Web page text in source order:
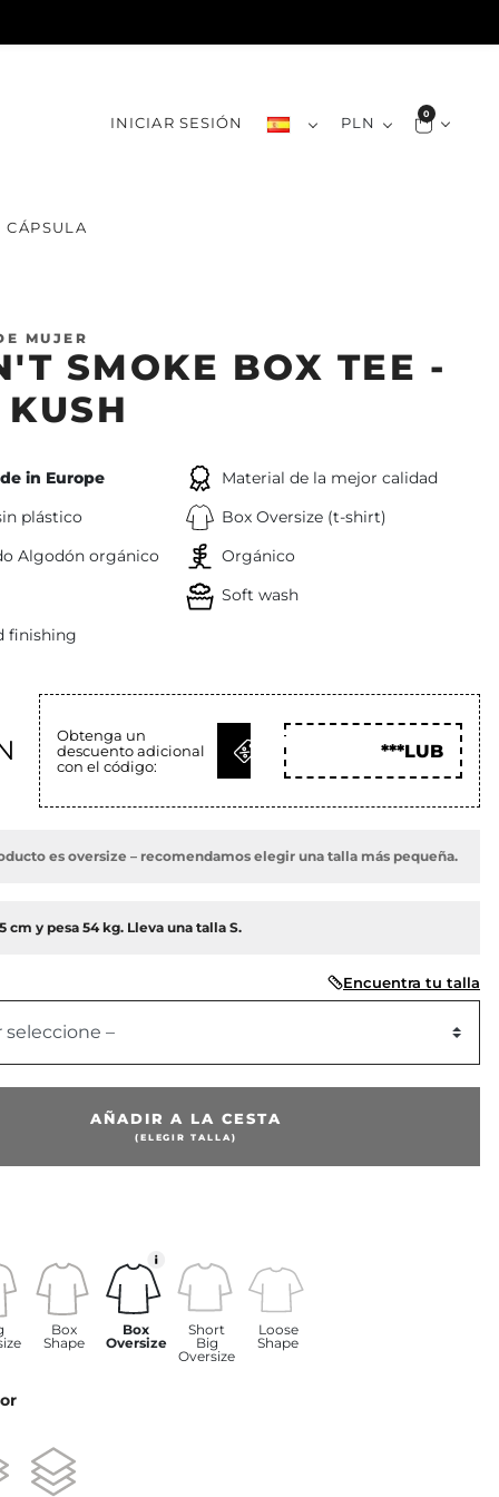
INICIAR SESIÓN PLN 0
CÁPSULA
MUJER
SMOKE BOX TEE -
in Europe
Material de la mejor calidad
plástico
Box Oversize (t-shirt)
Algodón orgánico
Orgánico
Soft wash
finishing
Obtenga un
descuento adicional
con el código:
OBTENER
***LUB
es oversize – recomendamos elegir una talla más pequeña.
cm y pesa 54 kg. Lleva una talla S.
Encuentra tu talla
seleccione –
AÑADIR A LA CESTA
(ELEGIR TALLA)
Box
Shape
Box
Oversize
Short
Big
Oversize
Loose
Shape